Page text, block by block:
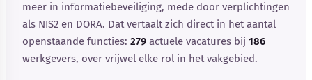
meer in informatiebeveiliging, mede door verplichtingen
als NIS2 en DORA. Dat vertaalt zich direct in het aantal
openstaande functies: 279 actuele vacatures bij 186
werkgevers, over vrijwel elke rol in het vakgebied.